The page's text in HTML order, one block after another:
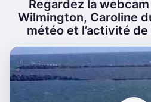
Regardez la
Wilmington, Caroline
météo et l’activité